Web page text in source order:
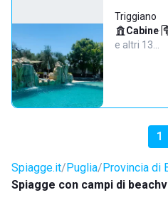
Triggiano
Cabine·
e altri 13…
1
Spiagge.it Puglia Provincia di
Spiagge con campi di